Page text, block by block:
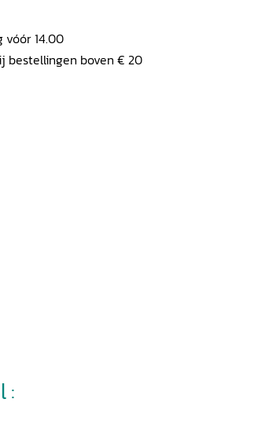
vóór 14.00
bestellingen boven € 20
: